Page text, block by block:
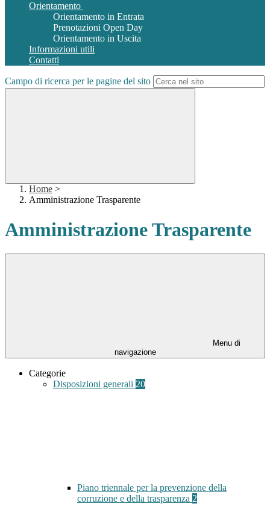
Orientamento
Orientamento in Entrata
Prenotazioni Open Day
Orientamento in Uscita
Informazioni utili
Contatti
Campo di ricerca per le pagine del sito
Home >
Amministrazione Trasparente
Amministrazione Trasparente
Menu di
navigazione
Categorie
Disposizioni generali 20
Piano triennale per la prevenzione della
corruzione e della trasparenza 2